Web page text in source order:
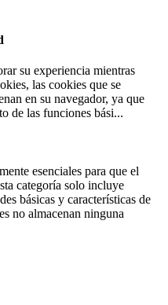
su experiencia mientras
las cookies que se
en su navegador, ya que
de las funciones bási...
esenciales para que el
categoría solo incluye
básicas y características de
no almacenan ninguna